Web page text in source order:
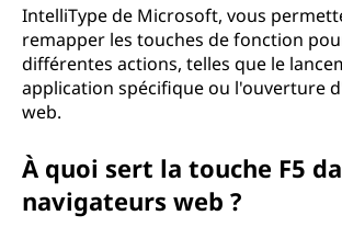
IntelliType de Microsoft, vous
remapper les touches de fonction
différentes actions, telles que le
application spécifique ou l'ouverture
web.
À quoi sert la touche F5
navigateurs web ?